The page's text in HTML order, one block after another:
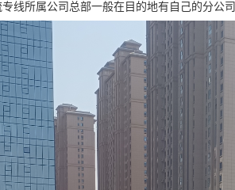
线所属公司总部一般在目的地有自己的分公